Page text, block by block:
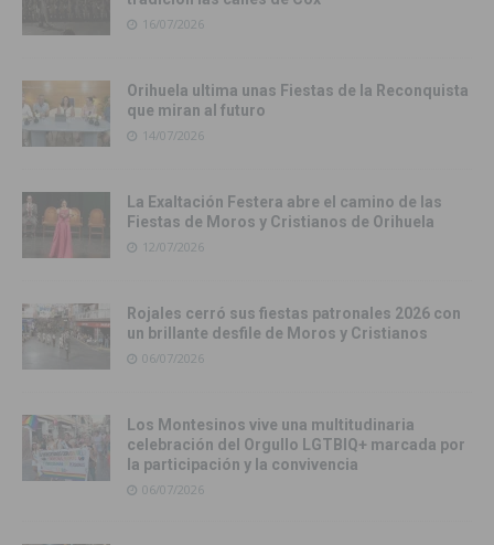
16/07/2026
Orihuela ultima unas Fiestas de la Reconquista
que miran al futuro
14/07/2026
La Exaltación Festera abre el camino de las
Fiestas de Moros y Cristianos de Orihuela
12/07/2026
Rojales cerró sus fiestas patronales 2026 con
un brillante desfile de Moros y Cristianos
06/07/2026
Los Montesinos vive una multitudinaria
celebración del Orgullo LGTBIQ+ marcada por
la participación y la convivencia
06/07/2026